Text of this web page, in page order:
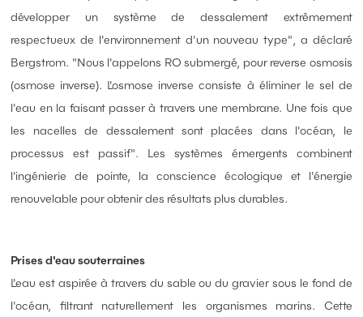
développer un système de dessalement extrêmement
respectueux de l'environnement d'un nouveau type", a déclaré
Bergstrom. "Nous l'appelons RO submergé, pour reverse osmosis
(osmose inverse). L'osmose inverse consiste à éliminer le sel de
l'eau en la faisant passer à travers une membrane. Une fois que
les nacelles de dessalement sont placées dans l'océan, le
processus est passif". Les systèmes émergents combinent
l'ingénierie de pointe, la conscience écologique et l'énergie
renouvelable pour obtenir des résultats plus durables.
Prises d'eau souterraines
L'eau est aspirée à travers du sable ou du gravier sous le fond de
l'océan, filtrant naturellement les organismes marins. Cette